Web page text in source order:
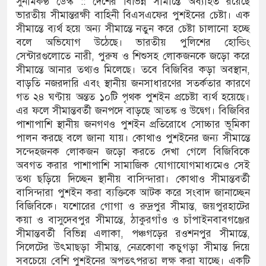
লোডশেডিং, ক্ষুব্ধ গ্রাহক
আহতদের চিকিৎসা নিশ্চিতের নির্দেশ
দিবস পালিত
ময়লার ভাগাড়
: অস্তিত্ব সংকটে বাউসা-কেশবপুর গ্রাম
নিয়ে চলাচল
অনিশ্চয়তায় হাওরের শত শত শিক্ষার্থীর
রফিকুল ইসলামের প্রতিপক্ষের সব অভিযোগ
ভারতীয় সীমান্তরক্ষী বাহিনী বিএসএফের পুশইনের চেষ্টা। এক
সীমান্তে ব্যর্থ হয়ে অন্য সীমান্তে নতুন করে চেষ্টা চালানো হচ্ছে
বলে অভিযোগ উঠেছে। ভারতীয় পুলিশের হোল্ডিং
সেন্টারগুলোতে নারী, পুরুষ ও শিশুসহ লোকজনকে জড়ো করে
সীমান্তে আনার তথ্যও মিলেছে। তবে বিজিবির কড়া অবস্থান,
বাড়তি নজরদারি এবং স্থানীয় জনসাধারণের সতর্কতার কারণে
গত ২৪ ঘণ্টায় অন্তত ১০টি পৃথক পুশইন প্রচেষ্টা ব্যর্থ হয়েছে।
এর ফলে সীমান্তবর্তী জনপদে বাড়ছে আতঙ্ক ও উদ্বেগ। বিজিবির
পাশাপাশি স্থানীয় জনগণও পুশইন প্রতিরোধে সোচ্চার ভূমিকা
পালন করছে বলে জানা যায়। কোথাও পুশইনের জন্য সীমান্তে
সন্দেহজনক লোকজন জড়ো করতে দেখা গেলে বিজিবিকে
অবগত করার পাশাপাশি সামাজিক যোগাযোগমাধ্যমেও সেই
তথ্য ছড়িয়ে দিচ্ছেন স্থানীয় বাসিন্দারা। কোথাও সীমান্তবর্তী
বাসিন্দারা পুশইন করা ব্যক্তিকে আটক করে সংবাদ জানাচ্ছেন
বিজিবিকে। যশোরের গোগা ও রুদ্রপুর সীমান্ত, জয়পুরহাটের
কয়া ও বাসুদেবপুর সীমান্তে, ঠাকুরগাঁও ও চাঁপাইনবাবগঞ্জের
সীমান্তবর্তী বিভিন্ন এলাকা, পঞ্চগড়ের রওশনপুর সীমান্তে,
সিলেটের উৎমাছড়া সীমান্ত, নেত্রকোণা কচুগড়া সীমান্ত দিয়ে
সবচেয়ে বেশি পুশইনের অপতৎপরতা লক্ষ করা যাচ্ছে। একটি